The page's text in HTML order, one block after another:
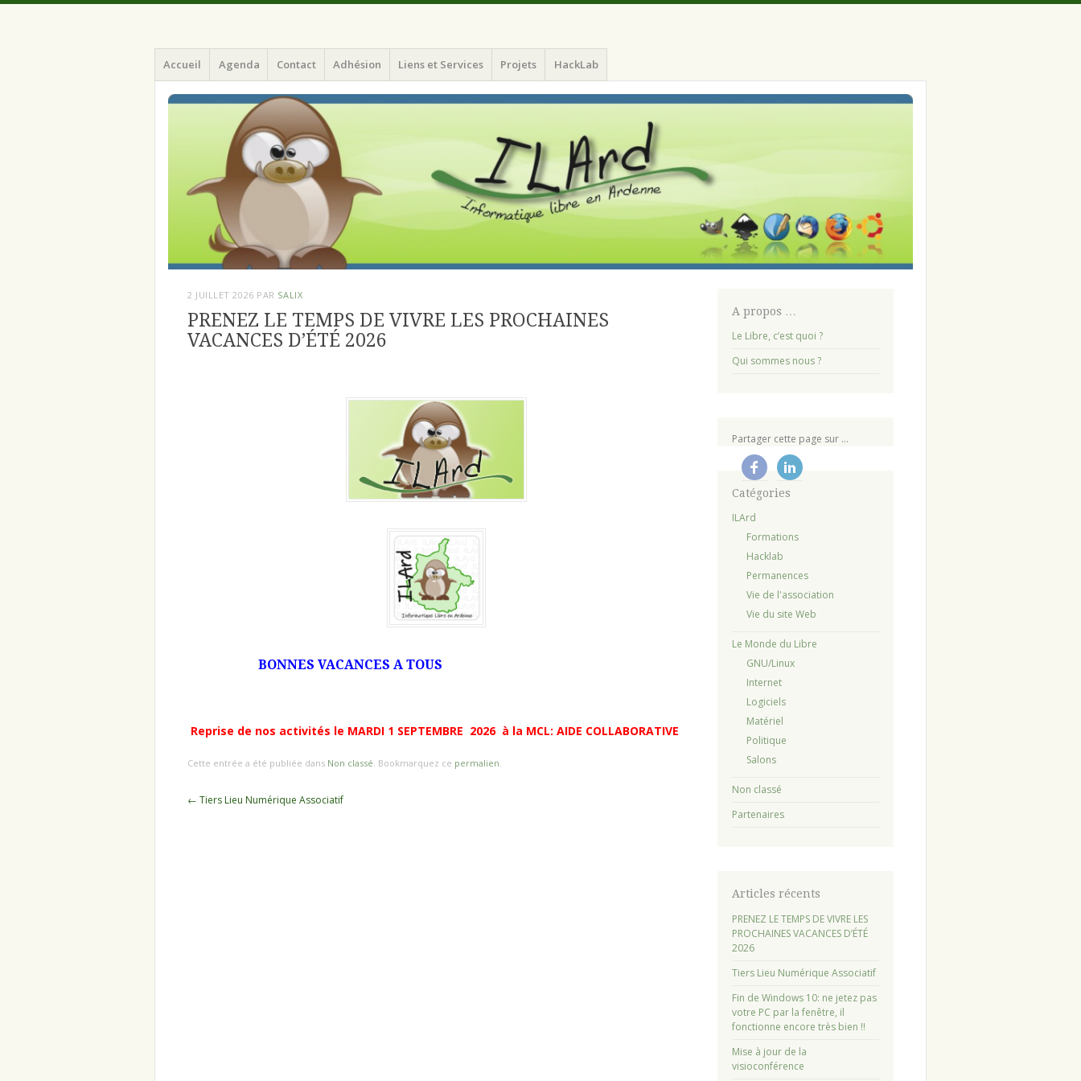
ILArd (Informatique Libre en Ardenne)
ILArd (Informatique Libre en Ardenne)
Menu
Aller
au
contenu
principal
Accueil Agenda Contact Adhésion Liens et Services Projets HackLab
2 JUILLET 2026 PAR SALIX
PRENEZ LE TEMPS DE VIVRE LES PROCHAINES
VACANCES D’ÉTÉ 2026
BONNES VACANCES A TOUS
Reprise de nos activités le MARDI 1 SEPTEMBRE 2026 à la MCL: AIDE COLLABORATIVE
Cette entrée a été publiée dans Non classé. Bookmarquez ce permalien.
Navigation
← Tiers Lieu Numérique Associatif
A propos …
Le Libre, c’est quoi ?
Qui sommes nous ?
Partager cette page sur ...
Catégories
ILArd
Formations
Hacklab
Permanences
Vie de l'association
Vie du site Web
Le Monde du Libre
GNU/Linux
Internet
Logiciels
Matériel
Politique
Salons
Non classé
Partenaires
Articles récents
PRENEZ LE TEMPS DE VIVRE LES
PROCHAINES VACANCES D’ÉTÉ
2026
Tiers Lieu Numérique Associatif
Fin de Windows 10: ne jetez pas
votre PC par la fenêtre, il
fonctionne encore très bien !!
Mise à jour de la
visioconférence